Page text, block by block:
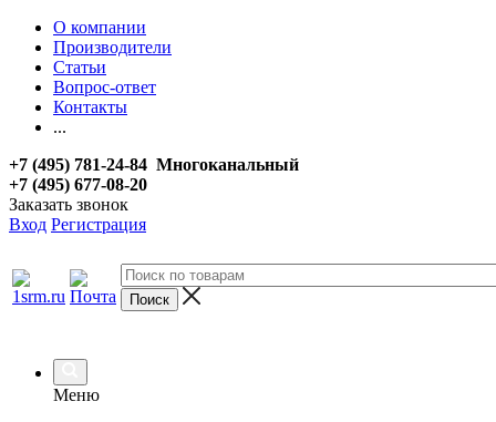
О компании
Производители
Статьи
Вопрос-ответ
Контакты
...
+7 (495) 781-24-84 Многоканальный
+7 (495) 677-08-20
Заказать звонок
Вход Регистрация
Меню